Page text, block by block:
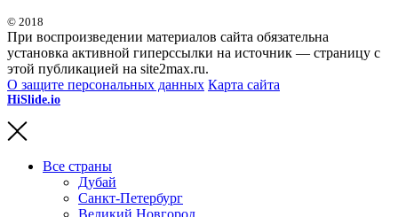
© 2018
При воспроизведении материалов сайта обязательна
установка активной гиперссылки на источник — страницу с
этой публикацией на site2max.ru.
О защите персональных данных Карта сайта
HiSlide.io
Все страны
Дубай
Санкт-Петербург